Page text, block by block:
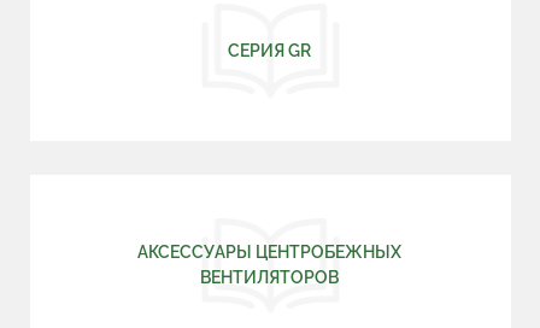
СЕРИЯ GR
АКСЕССУАРЫ ЦЕНТРОБЕЖНЫХ
ВЕНТИЛЯТОРОВ